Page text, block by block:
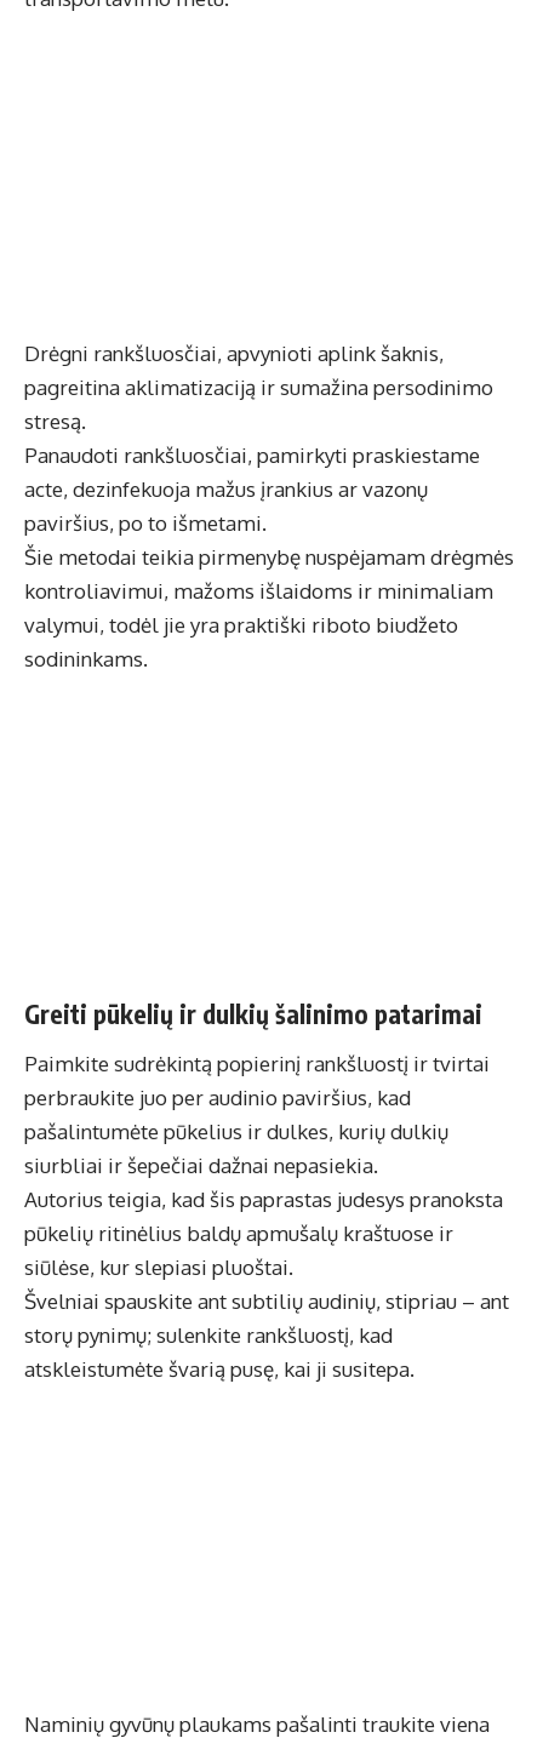
Drėgni rankšluosčiai, apvynioti aplink šaknis,
pagreitina aklimatizaciją ir sumažina persodinimo
stresą.
Panaudoti rankšluosčiai, pamirkyti praskiestame
acte, dezinfekuoja mažus įrankius ar vazonų
paviršius, po to išmetami.
Šie metodai teikia pirmenybę nuspėjamam drėgmės
kontroliavimui, mažoms išlaidoms ir minimaliam
valymui, todėl jie yra praktiški riboto biudžeto
sodininkams.
Greiti pūkelių ir dulkių šalinimo patarimai
Paimkite sudrėkintą popierinį rankšluostį ir tvirtai
perbraukite juo per audinio paviršius, kad
pašalintumėte pūkelius ir dulkes, kurių dulkių
siurbliai ir šepečiai dažnai nepasiekia.
Autorius teigia, kad šis paprastas judesys pranoksta
pūkelių ritinėlius baldų apmušalų kraštuose ir
siūlėse, kur slepiasi pluoštai.
Švelniai spauskite ant subtilių audinių, stipriau – ant
storų pynimų; sulenkite rankšluostį, kad
atskleistumėte švarią pusę, kai ji susitepa.
Naminių gyvūnų plaukams pašalinti traukite viena